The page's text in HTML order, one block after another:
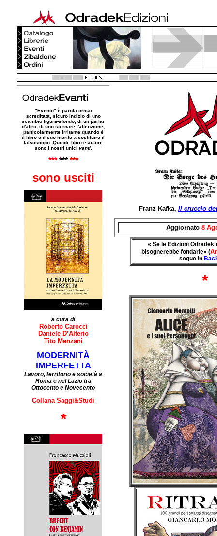
"Evento" è parola ormai
screditata, sicuro indizio di uno
scambio figura-sfondo, di un parlar
d'altro, di uno stornare l'attenzione;
particolarmente irritante quando è
il libro e il suo merito a costituire il
falsoscopo. Quindi, libro e autore
sono i nostri unici vanti.
*** *** ***
sono usciti
a cura di
Roberto Carocci
Daniele D’Alterio
Tito Menzani
MODERNITÀ
IMPERFETTA
Lavoro, territorio e società a
Roma e nel Lazio tra
Ottocento e Novecento
Collana Saggi&Studi
*
Franz Kafka, Il cruccio
Aggiornato 8
« Se le Edizioni
bisognerebbe fondarle» (
segue in
*